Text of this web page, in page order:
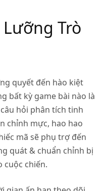
Trò
quyết đến hào kiệt
bất kỳ game bài nào là
hỏi phân tích tinh
chỉnh mực, hao hao
mã sẽ phụ trợ đến
quát & chuẩn chỉnh bị
cuộc chiến.